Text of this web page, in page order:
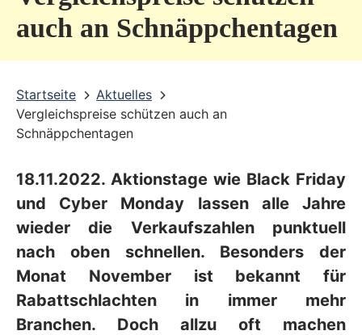
auch an Schnäppchentagen
Startseite
Aktuelles
Vergleichspreise schützen auch an
Schnäppchentagen
18.11.2022. Aktionstage wie Black Friday
und Cyber Monday lassen alle Jahre
wieder die Verkaufszahlen punktuell
nach oben schnellen. Besonders der
Monat November ist bekannt für
Rabattschlachten in immer mehr
Branchen. Doch allzu oft machen